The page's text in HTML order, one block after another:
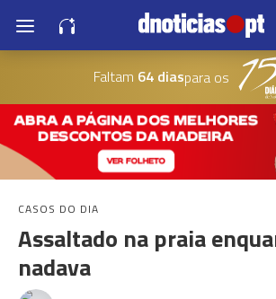
Faltam 64 diaspara os
CASOS DO DIA
Assaltado na praia
nadava